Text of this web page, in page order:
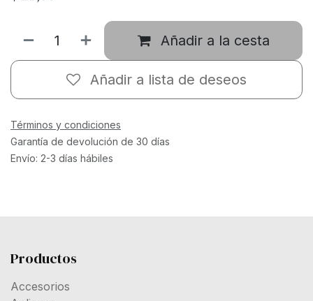
Añadir a la cesta
Añadir a lista de deseos
Términos y condiciones
Garantía de devolución de 30 días
Envío: 2-3 días hábiles
Productos
Accesorios